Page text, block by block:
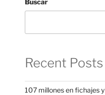
Recent Posts
107 millones en fichajes